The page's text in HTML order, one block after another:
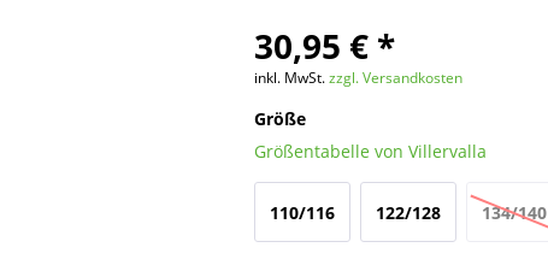
30,95 € *
inkl. MwSt.zzgl. Versandkosten
Größe
Größentabelle von Villervalla
110/116 122/128 134/140